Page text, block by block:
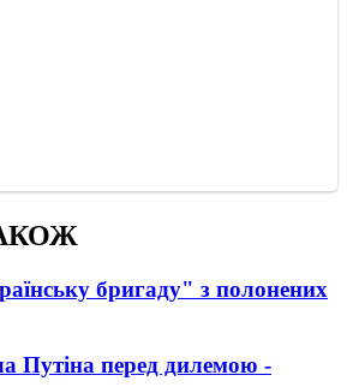
бригаду" з полонених
Путіна перед дилемою -